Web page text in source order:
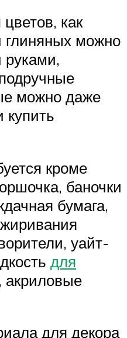
как
глиняных можно
можно даже
купить
кроме
баночки
бумага,
уайт-
для
акриловые
для декора